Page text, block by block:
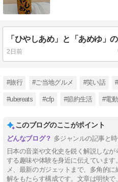
2日前
#旅行 #ご当地グルメ #笑い話
#ubereats #cfp #節約生活 #電
このブログのここがポイント
多ジャンルの記事と
日本の音楽や文化史を鋭く解説しな
する趣味や体験を身近に伝えていま
メ、最新のガジェットまで、多角的
解をもたらす構成です。文章は明快